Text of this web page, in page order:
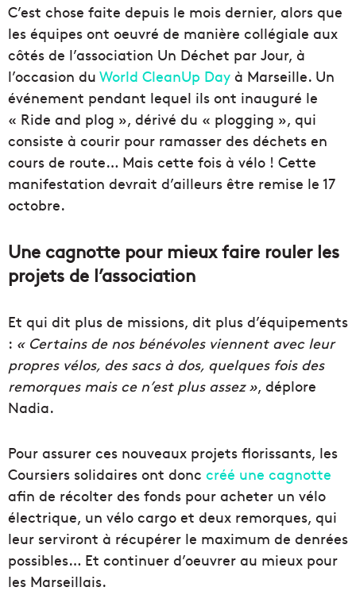
C’est chose faite depuis le mois dernier, alors que
les équipes ont oeuvré de manière collégiale aux
côtés de l’association Un Déchet par Jour, à
l’occasion du World CleanUp Day à Marseille. Un
événement pendant lequel ils ont inauguré le
« Ride and plog », dérivé du « plogging », qui
consiste à courir pour ramasser des déchets en
cours de route… Mais cette fois à vélo ! Cette
manifestation devrait d’ailleurs être remise le 17
octobre.
Une cagnotte pour mieux faire rouler les
projets de l’association
Et qui dit plus de missions, dit plus d’équipements
: « Certains de nos bénévoles viennent avec leur
propres vélos, des sacs à dos, quelques fois des
remorques mais ce n’est plus assez », déplore
Nadia.
Pour assurer ces nouveaux projets florissants, les
Coursiers solidaires ont donc créé une cagnotte
afin de récolter des fonds pour acheter un vélo
électrique, un vélo cargo et deux remorques, qui
leur serviront à récupérer le maximum de denrées
possibles… Et continuer d’oeuvrer au mieux pour
les Marseillais.